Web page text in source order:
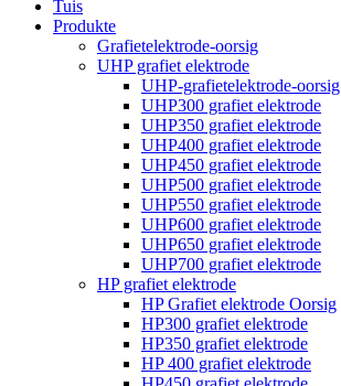
Tuis
Produkte
Grafietelektrode-oorsig
UHP grafiet elektrode
UHP-grafietelektrode-oorsig
UHP300 grafiet elektrode
UHP350 grafiet elektrode
UHP400 grafiet elektrode
UHP450 grafiet elektrode
UHP500 grafiet elektrode
UHP550 grafiet elektrode
UHP600 grafiet elektrode
UHP650 grafiet elektrode
UHP700 grafiet elektrode
HP grafiet elektrode
HP Grafiet elektrode Oorsig
HP300 grafiet elektrode
HP350 grafiet elektrode
HP 400 grafiet elektrode